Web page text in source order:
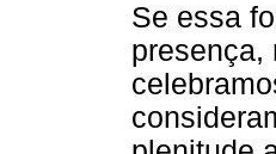
Se essa
presença,